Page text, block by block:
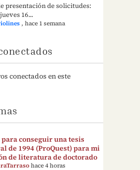
presentación de solicitudes:
16...
,hace 1 semana
conectados en este
para conseguir una tesis
de 1994 (ProQuest) para mi
de literatura de doctorado
hace 4 horas